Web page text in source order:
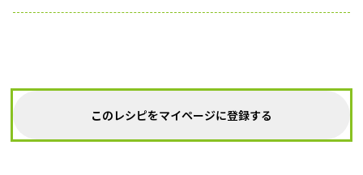
このレシピをマイページに登録する